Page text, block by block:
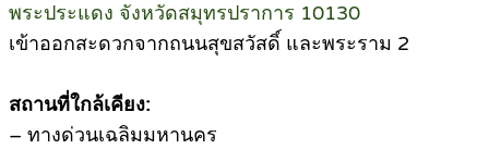
พระประแดง จังหวัดสมุทรปราการ 10130
เข้าออกสะดวกจากถนนสุขสวัสดิ์ และพระราม 2
สถานที่ใกล้เคียง:
– ทางด่วนเฉลิมมหานคร